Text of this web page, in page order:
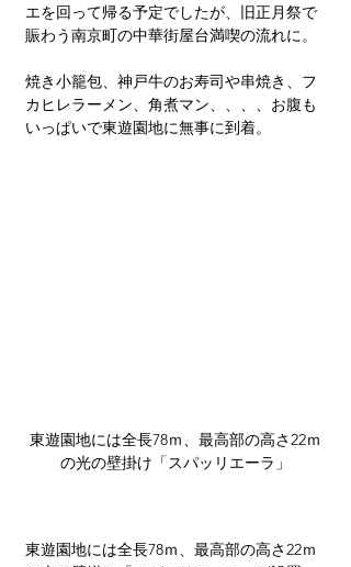
エを回って帰る予定でしたが、旧正月祭で
賑わう南京町の中華街屋台満喫の流れに。
焼き小籠包、神戸牛のお寿司や串焼き、フ
カヒレラーメン、角煮マン、、、、お腹も
いっぱいで東遊園地に無事に到着。
東遊園地には全長78ｍ、最高部の高さ22ｍ
の光の壁掛け「スパッリエーラ」
東遊園地には全長78ｍ、最高部の高さ22ｍ